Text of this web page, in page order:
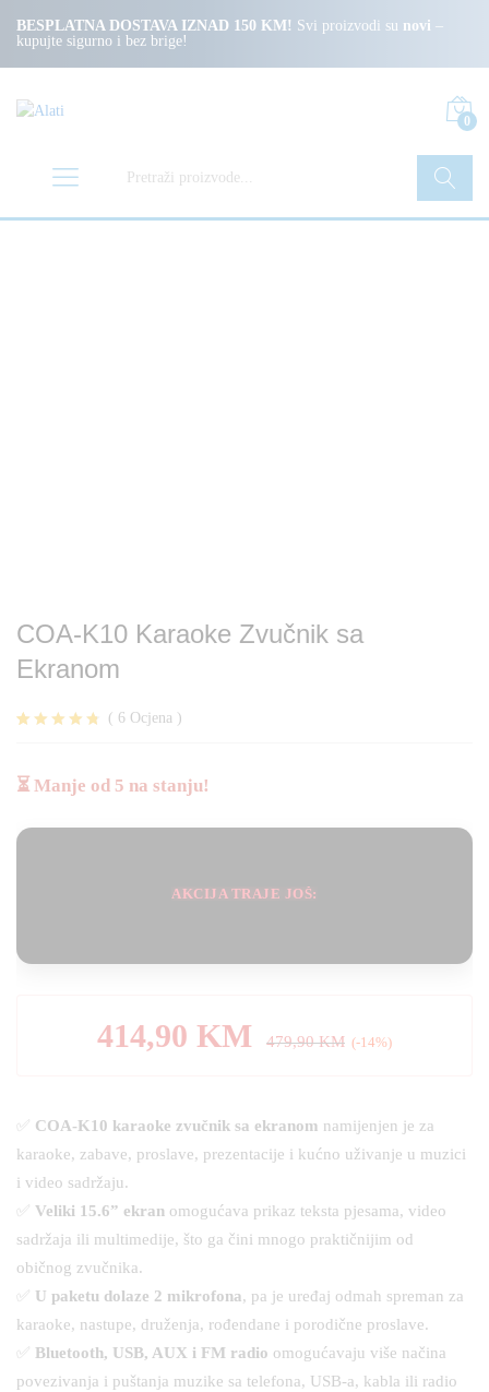
BESPLATNA DOSTAVA IZNAD 150 KM! Svi proizvodi su novi –
kupujte sigurno i bez brige!
0
Pretraži
COA-K10 Karaoke Zvučnik sa
Ekranom
4.67od
ukupno 5 (
( 6 Ocjena )
⏳ Manje od 5 na stanju!
AKCIJA TRAJE JOŠ:
414,90 KM 479,90KM (-14%)
COA-K10 karaoke zvučnik sa ekranom namijenjen je za
karaoke, zabave, proslave, prezentacije i kućno uživanje u muzici
i video sadržaju.
Veliki 15.6” ekran omogućava prikaz teksta pjesama, video
sadržaja ili multimedije, što ga čini mnogo praktičnijim od
običnog zvučnika.
U paketu dolaze 2 mikrofona, pa je uređaj odmah spreman za
karaoke, nastupe, druženja, rođendane i porodične proslave.
Bluetooth, USB, AUX i FM radio omogućavaju više načina
povezivanja i puštanja muzike sa telefona, USB-a, kabla ili radio